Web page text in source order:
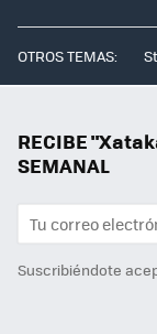
OTROS TEMAS:
RECIBE
SEMANAL
Suscribiéndote